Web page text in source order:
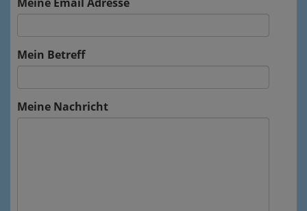
Mein Betreff
Meine Nachricht